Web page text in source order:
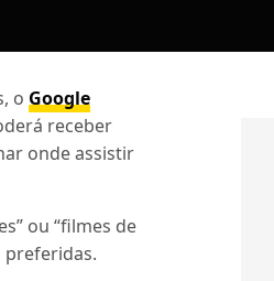
o Google
receber
onde assistir
ou “filmes de
preferidas.